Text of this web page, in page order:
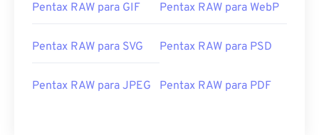
Pentax RAW para GIF Pentax RAW para WebP
Pentax RAW para SVG Pentax RAW para PSD
Pentax RAW para JPEG Pentax RAW para PDF